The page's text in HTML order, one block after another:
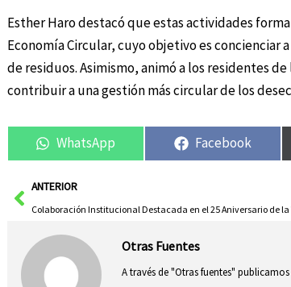
Esther Haro destacó que estas actividades
Economía Circular, cuyo objetivo es
de residuos. Asimismo, animó a los residentes
contribuir a una gestión más circular de los
WhatsApp Facebook
AntANTERIOR
Otras Fuentes
A través de "Otras fuentes"